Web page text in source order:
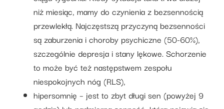
niż miesiąc, mamy do czynienia z bezsennością
przewlekłą. Najczęstszą przyczyną bezsenności
są zaburzenia i choroby psychiczne (50-60%),
szczególnie depresja i stany lękowe. Schorzenie
to może być też następstwem zespołu
niespokojnych nóg (RLS),
hipersomnię – jest to zbyt długi sen (powyżej 9